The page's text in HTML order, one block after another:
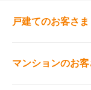
戸建てのお客さま
マンションのお客